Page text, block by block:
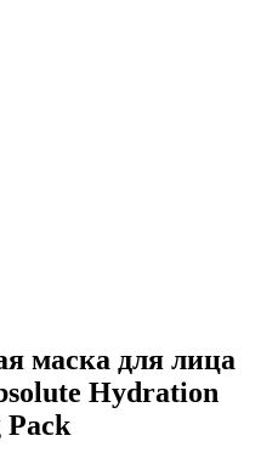
маска для лица
Hydration
Pack